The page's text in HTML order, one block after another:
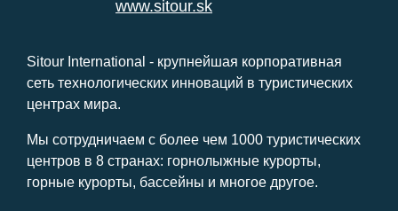
www.sitour.sk
Sitour International - крупнейшая корпоративная
сеть технологических инноваций в туристических
центрах мира.
Мы сотрудничаем с более чем 1000 туристических
центров в 8 странах: горнолыжные курорты,
горные курорты, бассейны и многое другое.